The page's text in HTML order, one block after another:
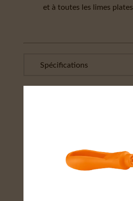
et à toutes les limes plates